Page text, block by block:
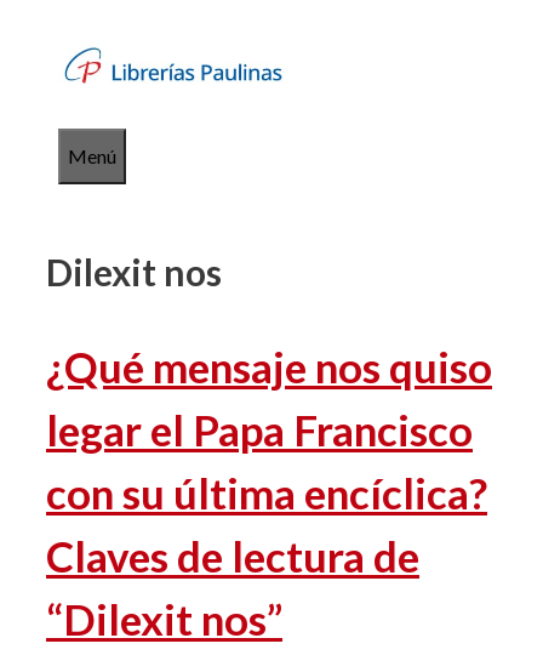
contenido
Menú
Dilexit nos
¿Qué mensaje nos quiso
legar el Papa Francisco
con su última encíclica?
Claves de lectura de
“Dilexit nos”